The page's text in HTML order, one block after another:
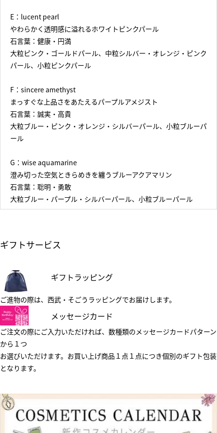
E：lucent pearl
やわらかく透明感に溢れるホワイトピンクパール
石言葉：健康・円満
大粒ピンク・ゴールドパール、中粒シルバー・オレンジ・ピンク
パール、小粒ピンクパール
F：sincere amethyst
まっすぐな上品さをあたえるパープルアメジスト
石言葉：誠実・高貴
大粒ブルー・ピンク・オレンジ・シルバーパール、小粒ブルーパ
ール
G：wise aquamarine
澄み切った空気ときらめきを纏うブルーアクアマリン
石言葉：聡明・勇敢
大粒ブルー・パープル・シルバーパール、小粒ブルーパール
ギフトサービス
ギフトラッピング
ご進物の際は、西武・そごうラッピングでお届けします。
メッセージカード
ご注文の際にご入力いただければ、数種類のメッセージカードパターン
から１つ
お選びいただけます。お買い上げ商品１点１点につき個別のギフト包装
となります。